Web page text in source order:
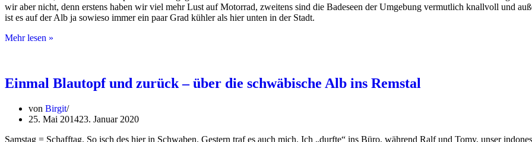
wir aber nicht, denn erstens haben wir viel mehr Lust auf Motorrad, zweitens sind die Badeseen der Umgebung vermutlich knallvoll und
ist es auf der Alb ja sowieso immer ein paar Grad kühler als hier unten in der Stadt.
Mehr lesen »
Kerosingespräche
inklusive
Einmal Blautopf und zurück – über die schwäbische Alb ins Remstal
von Birgit
25. Mai 201423. Januar 2020
Samstag = Schafftag. So isch des hier in Schwaben. Gestern traf es auch mich. Ich „durfte“ ins Büro, während Ralf und Tomy, unser